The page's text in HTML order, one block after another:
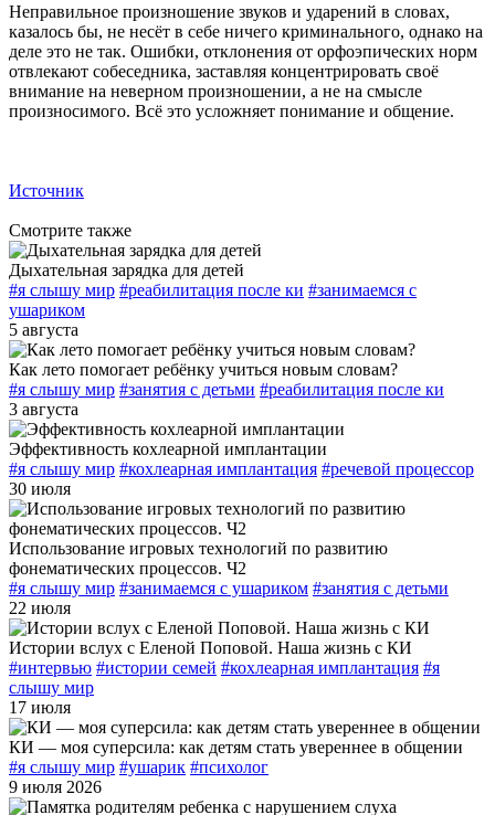
Неправильное произношение звуков и ударений в словах,
казалось бы, не несёт в себе ничего криминального, однако на
деле это не так. Ошибки, отклонения от орфоэпических норм
отвлекают собеседника, заставляя концентрировать своё
внимание на неверном произношении, а не на смысле
произносимого. Всё это усложняет понимание и общение.
Источник
Смотрите также
Дыхательная зарядка для детей
#я слышу мир #реабилитация после ки #занимаемся с
ушариком
5 августа
Как лето помогает ребёнку учиться новым словам?
#я слышу мир #занятия с детьми #реабилитация после ки
3 августа
Эффективность кохлеарной имплантации
#я слышу мир #кохлеарная имплантация #речевой процессор
30 июля
Использование игровых технологий по развитию
фонематических процессов. Ч2
#я слышу мир #занимаемся с ушариком #занятия с детьми
22 июля
Истории вслух с Еленой Поповой. Наша жизнь с КИ
#интервью #истории семей #кохлеарная имплантация #я
слышу мир
17 июля
КИ — моя суперсила: как детям стать увереннее в общении
#я слышу мир #ушарик #психолог
9 июля 2026